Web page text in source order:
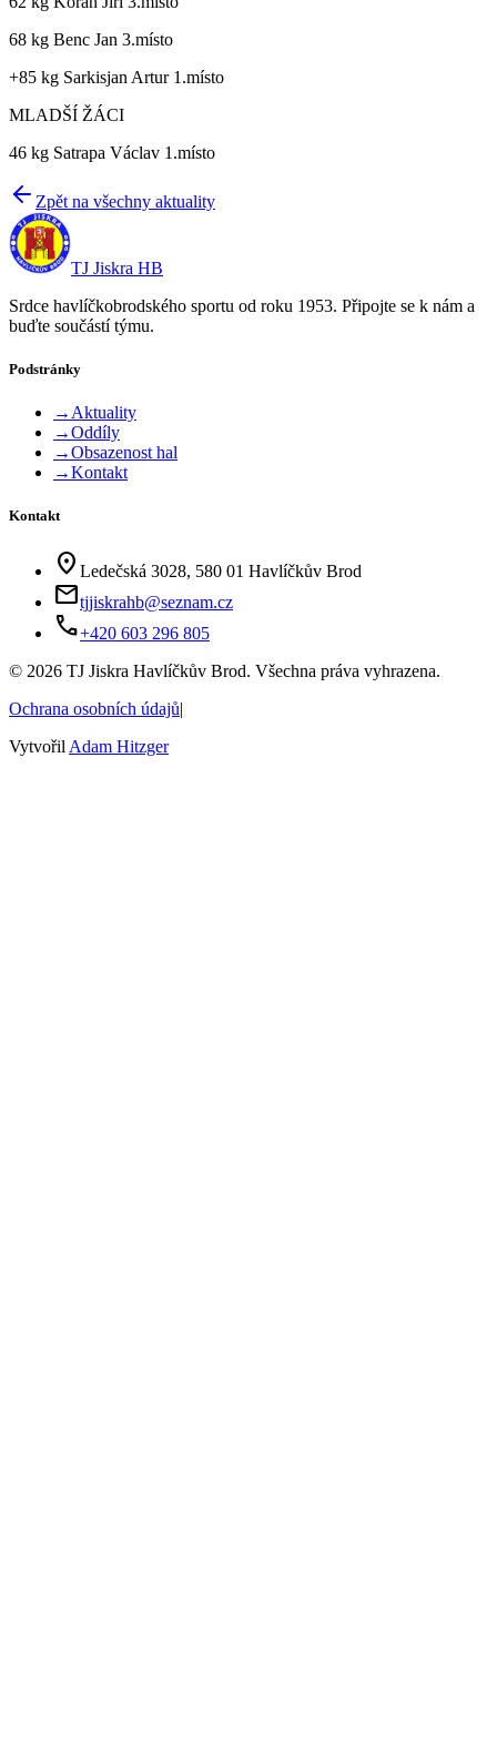
68 kg Benc Jan 3.místo
+85 kg Sarkisjan Artur 1.místo
MLADŠÍ ŽÁCI
46 kg Satrapa Václav 1.místo
Zpět na všechny aktuality
TJ Jiskra HB
Srdce havlíčkobrodského sportu od roku 1953. Připojte se k nám a
buďte součástí týmu.
Podstránky
→ Aktuality
→Oddíly
→Obsazenost hal
→Kontakt
Kontakt
location_on Ledečská 3028, 580 01 Havlíčkův Brod
mailtjjiskrahb@seznam.cz
phone+420 603 296 805
© 2026 TJ Jiskra Havlíčkův Brod. Všechna práva vyhrazena.
Ochrana osobních údajů|
Vytvořil Adam Hitzger